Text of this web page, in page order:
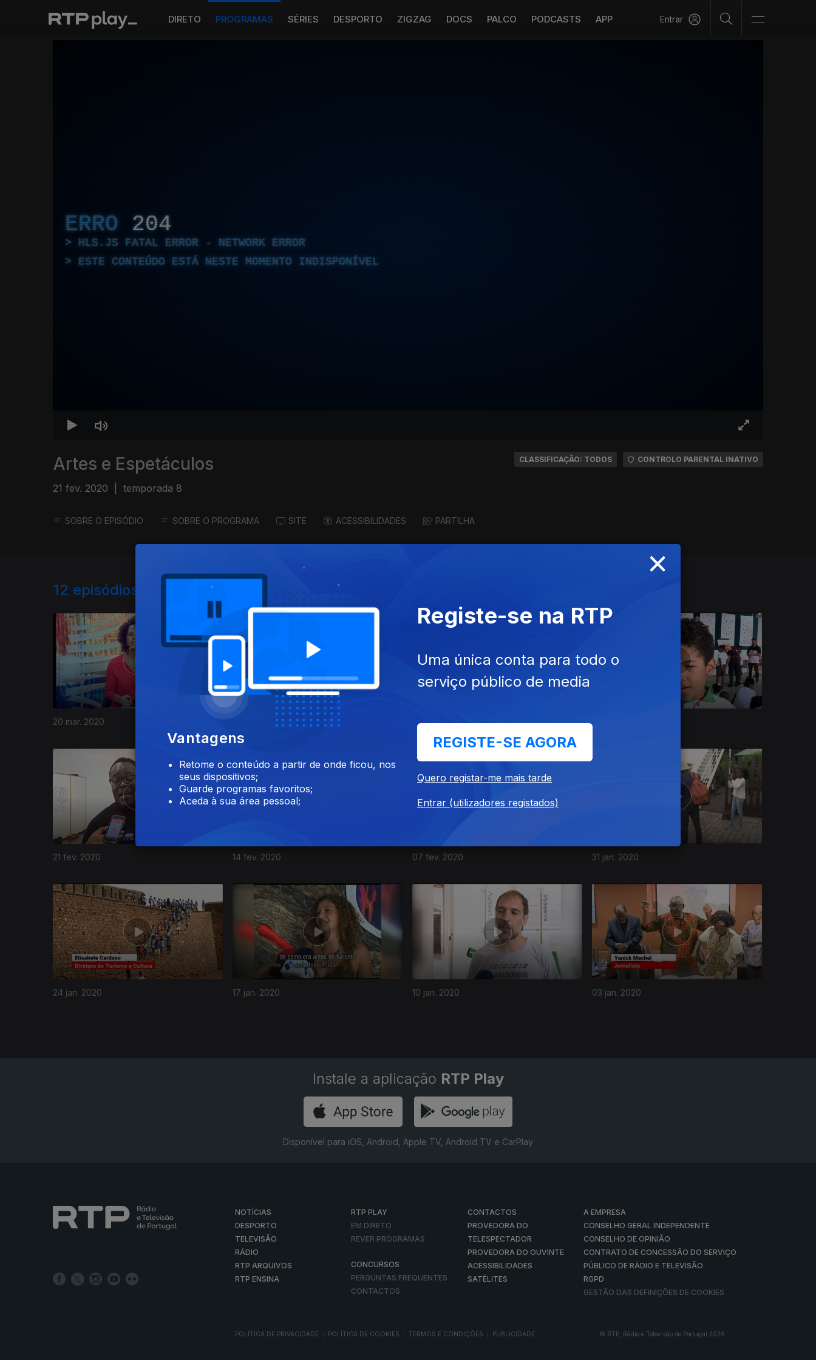
DIRETO PROGRAMAS SÉRIES DESPORTO ZIGZAG DOCS PALCO PODCASTS APP Entrar
ERRO 204
HLS.JS FATAL ERROR - NETWORK ERROR
ESTE CONTEÚDO ESTÁ NESTE MOMENTO INDISPONÍVEL
Artes e Espetáculos
21 fev. 2020 temporada 8
CLASSIFICAÇÃO: TODOS CONTROLO PARENTAL INATIVO
SOBRE O EPISÓDIO SOBRE O PROGRAMA SITE ACESSIBILIDADES PARTILHA
12 episódios disponíveis
20 mar. 2020 13 mar. 2020 06 mar. 2020
21 fev. 2020 14 fev. 2020 07 fev. 2020 31 jan. 2020
24 jan. 2020 17 jan. 2020 10 jan. 2020 03 jan. 2020
448182
Instale a aplicação RTP Play
Disponível para iOS, Android, Apple TV, Android TV e CarPlay
NOTÍCIAS
DESPORTO
TELEVISÃO
RÁDIO
RTP ARQUIVOS
RTP ENSINA
RTP PLAY
EM DIRETO
REVER PROGRAMAS
CONCURSOS
PERGUNTAS FREQUENTES
CONTACTOS
CONTACTOS
PROVEDORA DO
TELESPECTADOR
PROVEDORA DO OUVINTE
ACESSIBILIDADES
SATÉLITES
A EMPRESA
CONSELHO GERAL INDEPENDENTE
CONSELHO DE OPINIÃO
CONTRATO DE CONCESSÃO DO SERVIÇO
PÚBLICO DE RÁDIO E TELEVISÃO
RGPD
GESTÃO DAS DEFINIÇÕES DE COOKIES
POLÍTICA DE PRIVACIDADE POLÍTICA DE COOKIES TERMOS E CONDIÇÕES PUBLICIDADE © RTP, Rádio e Televisão de Portugal 2026
×
Vantagens
Retome o conteúdo a partir de onde ficou, nos
seus dispositivos;
Guarde programas favoritos;
Aceda à sua área pessoal;
Registe-se na RTP
Uma única conta para todo o
serviço público de media
REGISTE-SE AGORA
Quero registar-me mais tarde
Entrar (utilizadores registados)